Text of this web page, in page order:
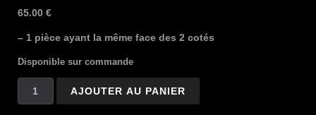
65.00 €
– 1 pièce ayant la même face des 2 cotés
Disponible sur commande
AJOUTER AU PANIER